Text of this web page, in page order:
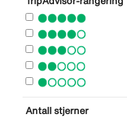
Antall stjerner